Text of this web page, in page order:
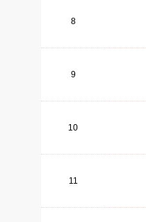
8
9
10
11